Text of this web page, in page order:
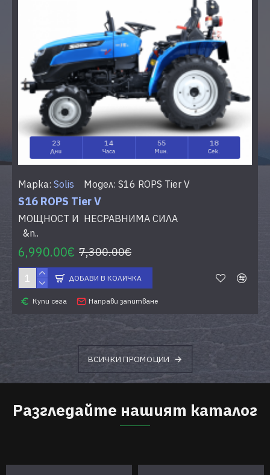
23
Дни
14
Часа
55
Мин.
17
Сек.
Марка: Solis Модел: S16 ROPS Tier V
S16 ROPS Tier V
МОЩНОСТ И НЕСРАВНИМА СИЛА
&n..
6,990.00€ 7,300.00€
ДОБАВИ В КОЛИЧКА
Купи сега Направи запитване
ВСИЧКИ ПРОМОЦИИ
Разгледайте нашият каталог